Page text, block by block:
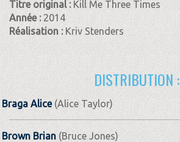
Titre original : Kill Me Three Times
Année : 2014
Réalisation :Kriv Stenders
DISTRIBUTION :
Braga Alice(Alice Taylor)
Brown Brian(Bruce Jones)